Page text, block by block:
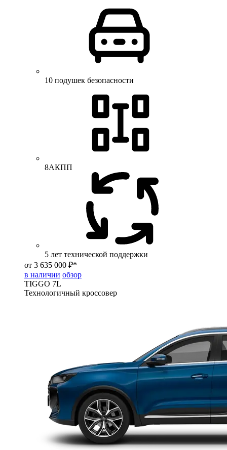
10 подушек безопасности
8АКПП
5 лет технической поддержки
от 3 635 000 ₽*
в наличии обзор
TIGGO 7L
Технологичный кроссовер